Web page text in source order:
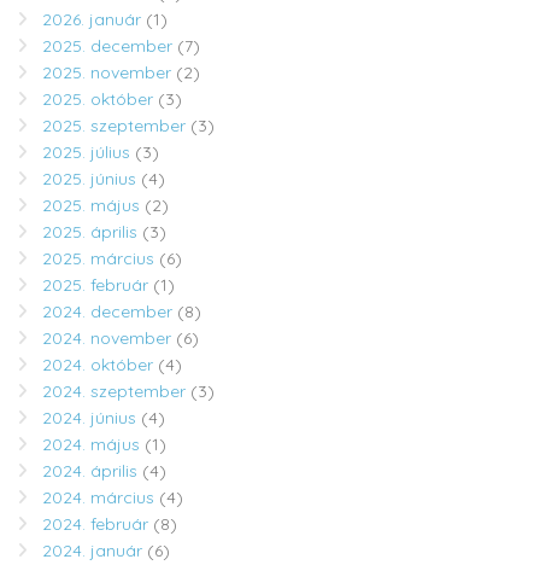
2026. január (1)
2025. december (7)
2025. november (2)
2025. október (3)
2025. szeptember (3)
2025. július (3)
2025. június (4)
2025. május (2)
2025. április (3)
2025. március (6)
2025. február (1)
2024. december (8)
2024. november (6)
2024. október (4)
2024. szeptember (3)
2024. június (4)
2024. május (1)
2024. április (4)
2024. március (4)
2024. február (8)
2024. január (6)